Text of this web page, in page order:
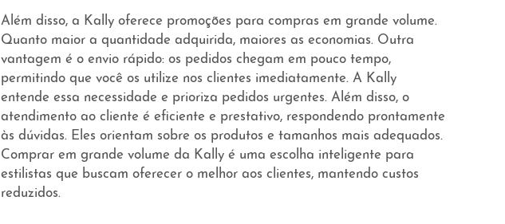
Além disso, a Kally oferece promoções para compras em grande volume.
Quanto maior a quantidade adquirida, maiores as economias. Outra
vantagem é o envio rápido: os pedidos chegam em pouco tempo,
permitindo que você os utilize nos clientes imediatamente. A Kally
entende essa necessidade e prioriza pedidos urgentes. Além disso, o
atendimento ao cliente é eficiente e prestativo, respondendo prontamente
às dúvidas. Eles orientam sobre os produtos e tamanhos mais adequados.
Comprar em grande volume da Kally é uma escolha inteligente para
estilistas que buscam oferecer o melhor aos clientes, mantendo custos
reduzidos.